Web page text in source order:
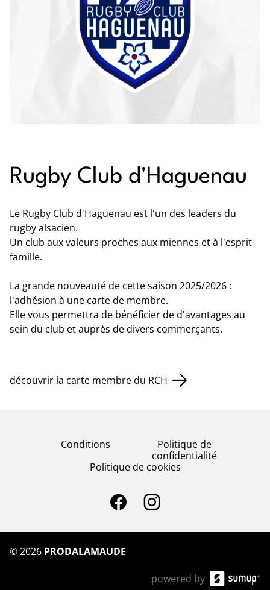
Rugby Club d'Haguenau
Le Rugby Club d'Haguenau est l'un des leaders du
rugby alsacien.
Un club aux valeurs proches aux miennes et à l'esprit
famille.
La grande nouveauté de cette saison 2025/2026 :
l'adhésion à une carte de membre.
Elle vous permettra de bénéficier de d'avantages au
sein du club et auprès de divers commerçants.
découvrir la carte membre du RCH
Conditions
Politique de
confidentialité
Politique de cookies
©2026 PRODALAMAUDE
powered by